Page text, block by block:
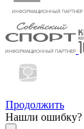
Продолжить
Нашли ошибку?